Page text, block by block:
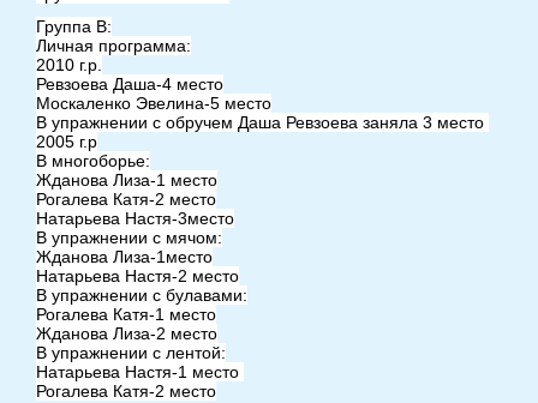
Группа В:
Личная программа:
2010 г.р.
Ревзоева Даша-4 место
Москаленко Эвелина-5 место
В упражнении с обручем Даша Ревзоева заняла 3 место
2005 г.р
В многоборье:
Жданова Лиза-1 место
Рогалева Катя-2 место
Натарьева Настя-3место
В упражнении с мячом:
Жданова Лиза-1место
Натарьева Настя-2 место
В упражнении с булавами:
Рогалева Катя-1 место
Жданова Лиза-2 место
В упражнении с лентой:
Натарьева Настя-1 место
Рогалева Катя-2 место